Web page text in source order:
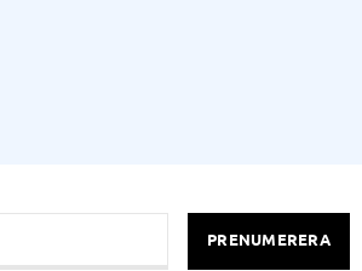
PRENUMERERA